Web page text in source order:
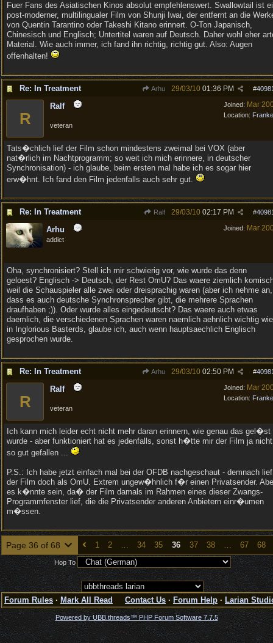
Fuer Fans des Asiatischen Kinos absolut empfehlenswert. Swallowtail ist
post-moderner, multilingualer Film von Shunji Iwai, der entfernt an die
von Quentin Tarantino oder Takeshi Kitano erinnert. O-Ton Japanisch,
Chinesisch und Englisch; Untertitel waren auf Deutsch. Daher wohl eher
Material. Wie auch immer, ich fand ihn richtig, richtig gut. Also: Augen
offenhalten!
Re: In Treatment Arhu #
29/03/10 01:36 PM
Joined: Mar
Location:
R
Ralf
veteran
Tats�chlich lief der Film schon mindestens zweimal bei VOX (aber
nat�rlich im Nachtprogramm; so weit ich mich erinnere, in deutscher
Synchronisation) - ich glaube, beim ersten mal habe ich es sogar hier
erw�hnt. Ich fand den Film jedenfalls auch sehr gut.
Re: In Treatment Ralf #
29/03/10 02:17 PM
Joined: Mar
Arhu
addict
Oha, synchronisiert? Stell ich mir schwierig vor, wie wurde das denn
geloest? Englisch -> Deutsch, der Rest OmU? Das waere ziemlich
weil die Schauspieler alle zwei oder dreisprachig waren (aber ich nehme an,
dass es auch deutsche Synchronsprecher gibt, die mehrere Sprachen
draufhaben ;)). Oder wurde alles eingedeutscht? Das waere auch etwas
daemlich, die verschiedenen Sprachen waren naemlich aehnlich wichtig wie
in Inglorious Basterds, glaube ich, auch wenn hauptsaechlich Englisch
gesprochen wurde.
Re: In Treatment Arhu #
29/03/10 02:50 PM
Joined: Mar
Location:
R
Ralf
veteran
Ich kann mich leider echt nicht mehr daran erinnern, wie genau das gel�st
wurde - aber funktioniert hat es jedenfalls, sonst h�tte mir der Film ja nicht
so gut gefallen ...
P.S.: Ich habe jetzt einfach mal bei der OFDB nachgeschaut - demnach lief
der Film doch als OmU. Extrem ungew�hnlich f�r einen Privatsender.
es k�nnte sein, da� der Film damals im Rahmen eines dieser Zwangs-
Programmfenster lief, die die Privatsender anderen Anbietern einr�umen
m�ssen.
Page 36 of 68 1 2 … 34 35 36 37 38 … 67 68
Hop To
Forum Rules · Mark All Read Contact Us · Forum Help · Larian
Powered by UBB.threads™ PHP Forum Software 7.7.5